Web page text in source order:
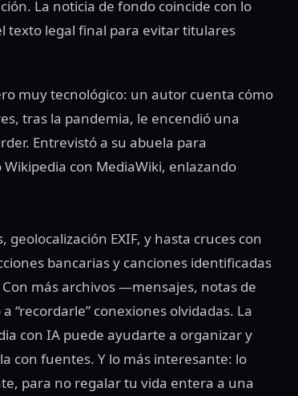
La noticia de fondo coincide con lo
texto legal final para evitar titulares
muy tecnológico: un autor cuenta cómo
tras la pandemia, le encendió una
Entrevistó a su abuela para
con MediaWiki, enlazando
EXIF, y hasta cruces con
bancarias y canciones identificadas
más archivos —mensajes, notas de
“recordarle” conexiones olvidadas. La
con IA puede ayudarte a organizar y
con fuentes. Y lo más interesante: lo
para no regalar tu vida entera a una